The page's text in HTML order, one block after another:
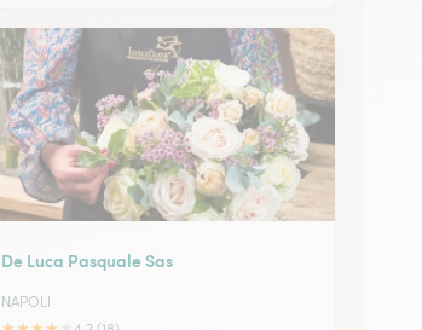
De Luca Pasquale Sas
NAPOLI